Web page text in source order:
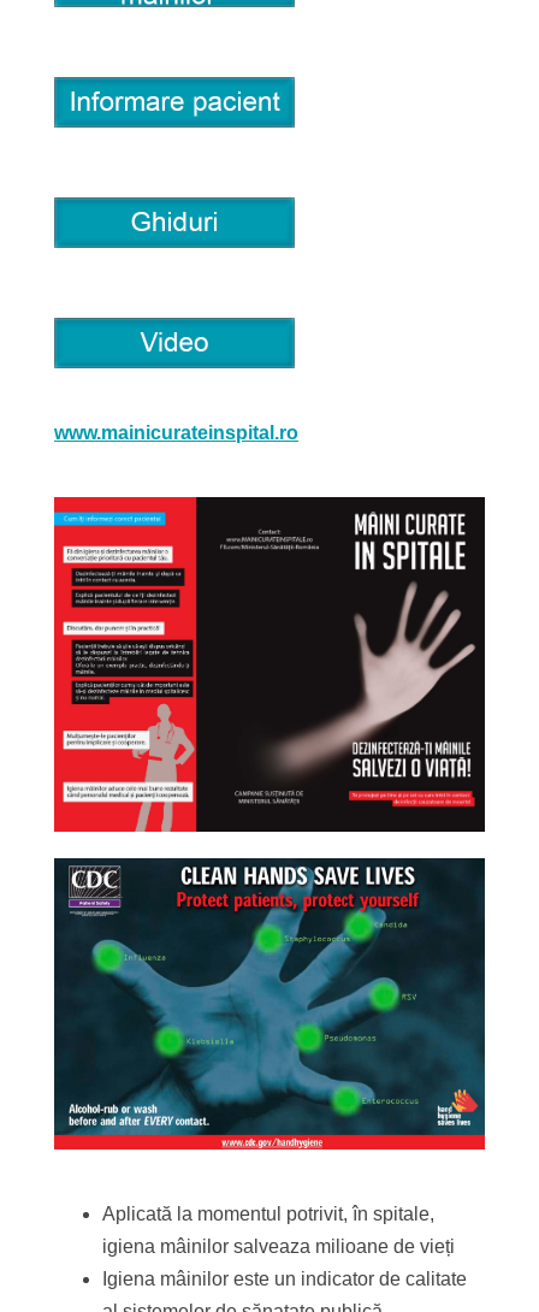
www.mainicurateinspital.ro
Aplicată la momentul potrivit, în spitale,
igiena mâinilor salveaza milioane de vieți
Igiena mâinilor este un indicator de calitate